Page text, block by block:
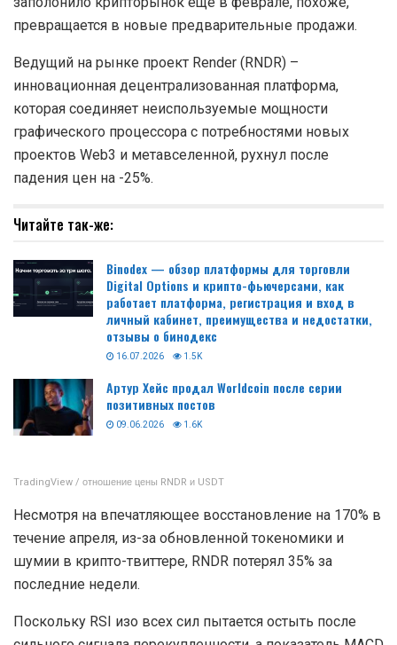
превращается в новые предварительные продажи.
Ведущий на рынке проект Render (RNDR) –
инновационная децентрализованная платформа,
которая соединяет неиспользуемые мощности
графического процессора с потребностями новых
проектов Web3 и метавселенной, рухнул после
падения цен на -25%.
Читайте так-же:
Binodex — обзор платформы для торговли
Digital Options и крипто-фьючерсами, как
работает платформа, регистрация и вход в
личный кабинет, преимущества и недостатки,
отзывы о бинодекс
16.07.2026 1.5K
Артур Хейс продал Worldcoin после серии
позитивных постов
09.06.2026 1.6K
TradingView / отношение цены RNDR и USDT
Несмотря на впечатляющее восстановление на 170% в
течение апреля, из-за обновленной токеномики и
шумии в крипто-твиттере, RNDR потерял 35% за
последние недели.
Поскольку RSI изо всех сил пытается остыть после